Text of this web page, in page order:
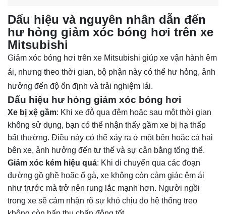
Dấu hiệu và nguyên nhân dẫn đến
hư hỏng giảm xóc bóng hơi trên xe
Mitsubishi
Giảm xóc bóng hơi trên xe Mitsubishi giúp xe vận hành êm
ái, nhưng theo thời gian, bộ phận này có thể hư hỏng, ảnh
hưởng đến độ ổn định và trải nghiệm lái.
Dấu hiệu hư hỏng giảm xóc bóng hơi
Xe bị xệ gầm: Khi xe đỗ qua đêm hoặc sau một thời gian
không sử dụng, bạn có thể nhận thấy gầm xe bị hạ thấp
bất thường. Điều này có thể xảy ra ở một bên hoặc cả hai
bên xe, ảnh hưởng đến tư thế và sự cân bằng tổng thể.
Giảm xóc kém hiệu quả: Khi di chuyển qua các đoạn
đường gồ ghề hoặc ổ gà, xe không còn cảm giác êm ái
như trước mà trở nên rung lắc mạnh hơn. Người ngồi
trong xe sẽ cảm nhận rõ sự khó chịu do hệ thống treo